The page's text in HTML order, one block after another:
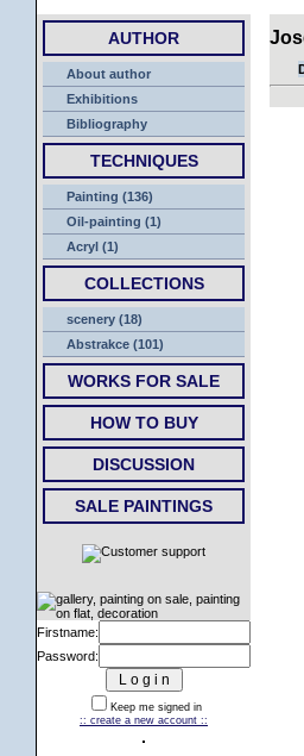
AUTHOR
About author
Exhibitions
Bibliography
TECHNIQUES
Painting (136)
Oil-painting (1)
Acryl (1)
COLLECTIONS
scenery (18)
Abstrakce (101)
WORKS FOR SALE
HOW TO BUY
DISCUSSION
SALE PAINTINGS
Firstname:
Password:
Keep me signed in
:: create a new account ::